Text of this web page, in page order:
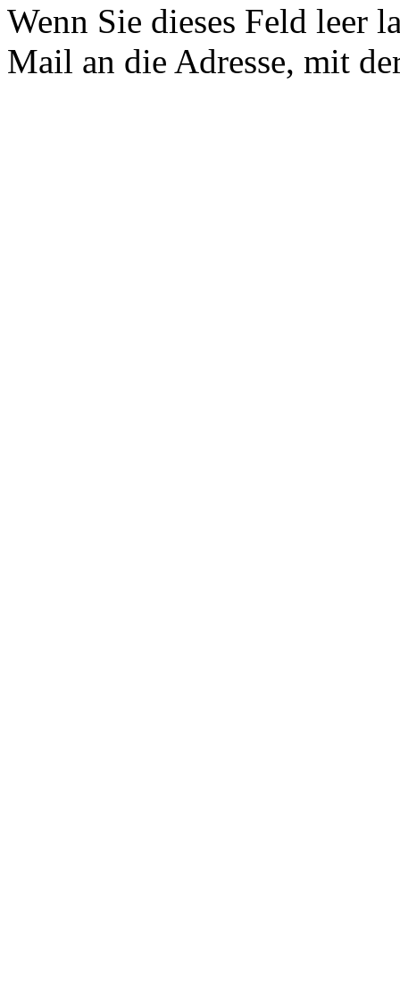
Wenn Sie dieses Feld leer
Mail an die Adresse, mit